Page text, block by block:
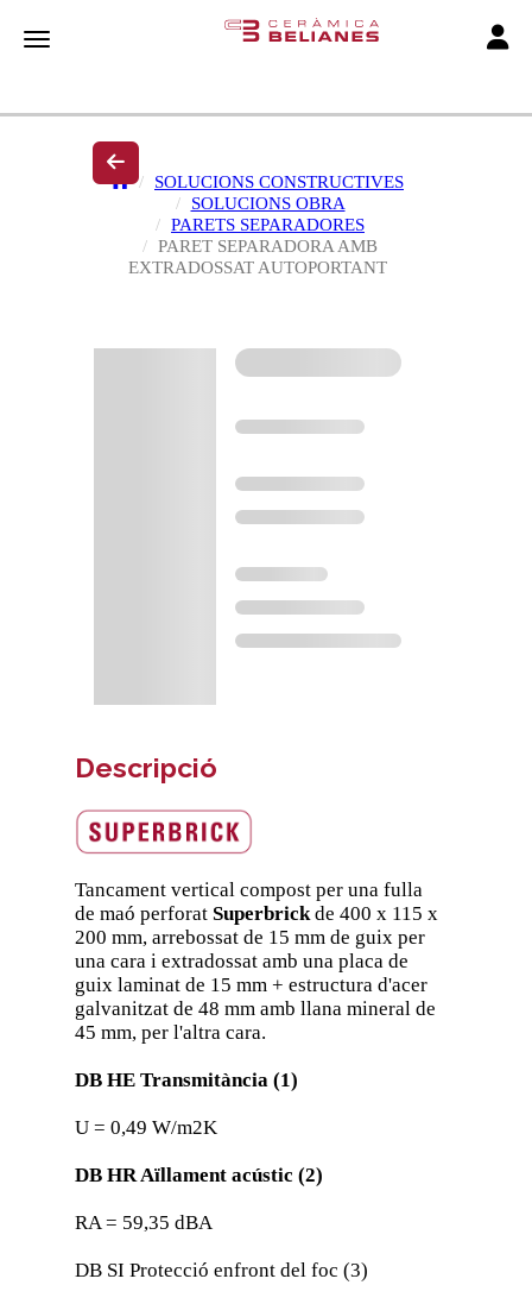
Toggle navigation
SOLUCIONS CONSTRUCTIVES
SOLUCIONS OBRA
PARETS SEPARADORES
PARET SEPARADORA AMB
EXTRADOSSAT AUTOPORTANT
Descripció
Tancament vertical compost per una fulla
de maó perforat Superbrickde 400 x 115 x
200 mm, arrebossat de 15 mm de guix per
una cara i extradossat amb una placa de
guix laminat de 15 mm + estructura d'acer
galvanitzat de 48 mm amb llana mineral de
45 mm, per l'altra cara.
DB HE Transmitància (1)
U = 0,49 W/m2K
DB HR Aïllament acústic (2)
RA = 59,35 dBA
DB SI Protecció enfront del foc (3)